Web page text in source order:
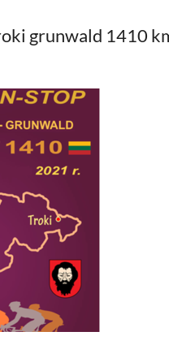
grunwald 1410